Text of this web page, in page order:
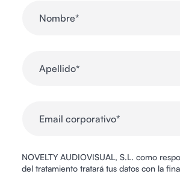
NOVELTY AUDIOVISUAL, S.L. como
del tratamiento tratará tus datos con la